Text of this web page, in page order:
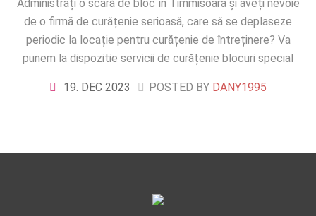
Administrați o scară de bloc în Timmisoara și aveți nevoie
de o firmă de curățenie serioasă, care să se deplaseze
periodic la locație pentru curățenie de întreținere? Va
punem la dispozitie servicii de curățenie blocuri special
proprietari în angajarea unei persoane care să le ofere
de curățenie blocuri în Timisoara, firma DANISTIR &
scarilor Măturat si spalat intrarile in bloc Măturat aleea de
19. DEC 2023 POSTED BY DANY1995